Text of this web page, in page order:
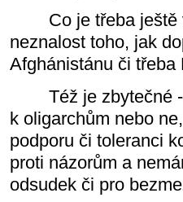
Co je třeba ještě
neznalost toho, jak
Afghánistánu či třeba
Též je zbytečné -
k oligarchům nebo
podporu či toleranci
proti názorům a
odsudek či pro